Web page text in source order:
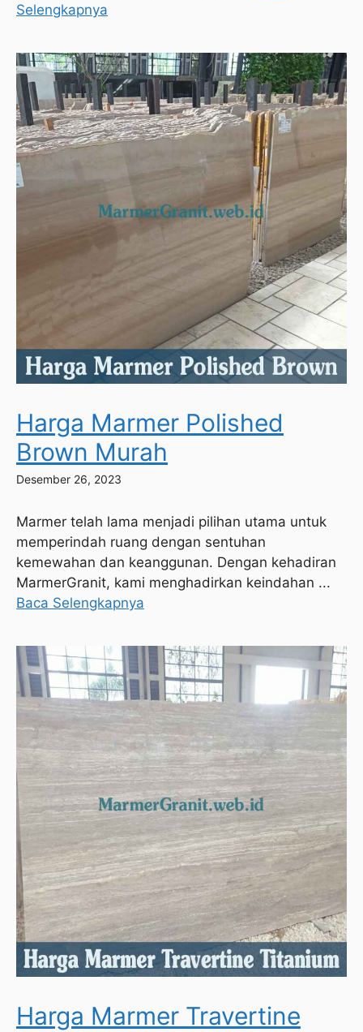
Selengkapnya
Harga Marmer Polished
Brown Murah
Desember 26, 2023
Marmer telah lama menjadi pilihan utama untuk
memperindah ruang dengan sentuhan
kemewahan dan keanggunan. Dengan kehadiran
MarmerGranit, kami menghadirkan keindahan ...
Baca Selengkapnya
Harga Marmer Travertine